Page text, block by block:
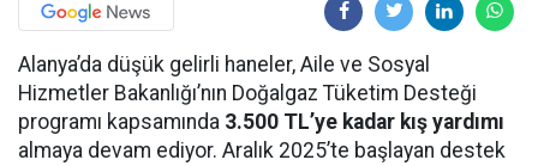
Alanya’da düşük gelirli haneler, Aile ve Sosyal
Hizmetler Bakanlığı’nın Doğalgaz Tüketim Desteği
programı kapsamında 3.500 TL’ye kadar kış yardımı
almaya devam ediyor. Aralık 2025’te başlayan destek